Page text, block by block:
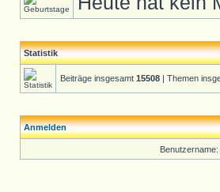
Statistik
Beiträge insgesamt 15508 | Themen
Anmelden
Benutzername: